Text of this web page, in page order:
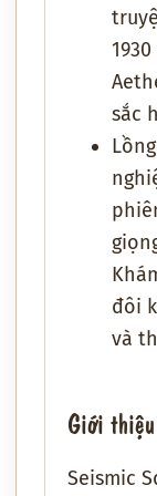
sắc
đôi
và
Giới
Seismic